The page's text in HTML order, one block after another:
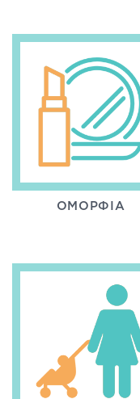
ΟΜΟΡΦΙΆ